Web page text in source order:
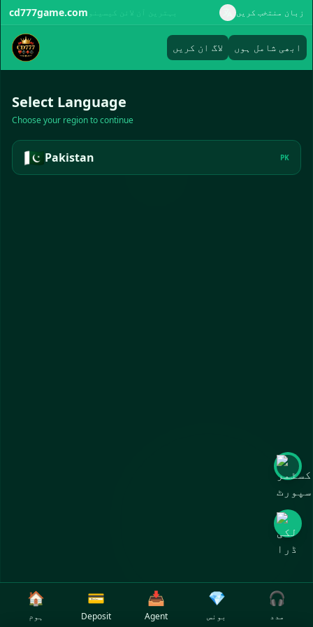
cd777game.com بہترین آن لائن کیسینو زبان منتخب کریں
لاگ ان کریں ابھی شامل ہوں
Select Language
Choose your region to continue
🇵🇰Pakistan PK
🏠
ہوم
💳
Deposit
📥
Agent
💎
بونس
🎧
مدد